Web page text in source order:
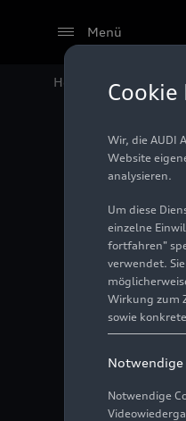
Menü
Home Audi Media
Wir, die AUDI
Website
analysieren.
Um diese
einzelne
fortfahren"
verwendet.
Wirkung zum
sowie
Notwendige
Notwendige